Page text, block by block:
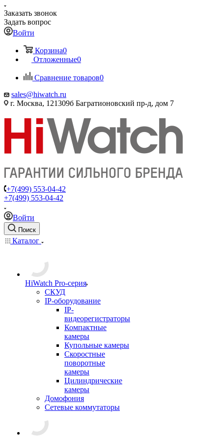
Заказать звонок
Задать вопрос
Войти
Корзина0
Отложенные0
Сравнение товаров0
sales@hiwatch.ru
г. Москва, 121309б Багратионовский пр-д, дом 7
+7(499) 553-04-42
+7(499) 553-04-42
Войти
Поиск
Каталог
HiWatch Pro-серия
CКУД
IP-оборудование
IP-
видеорегистраторы
Компактные
камеры
Купольные камеры
Скоростные
поворотные
камеры
Цилиндрические
камеры
Домофония
Сетевые коммутаторы